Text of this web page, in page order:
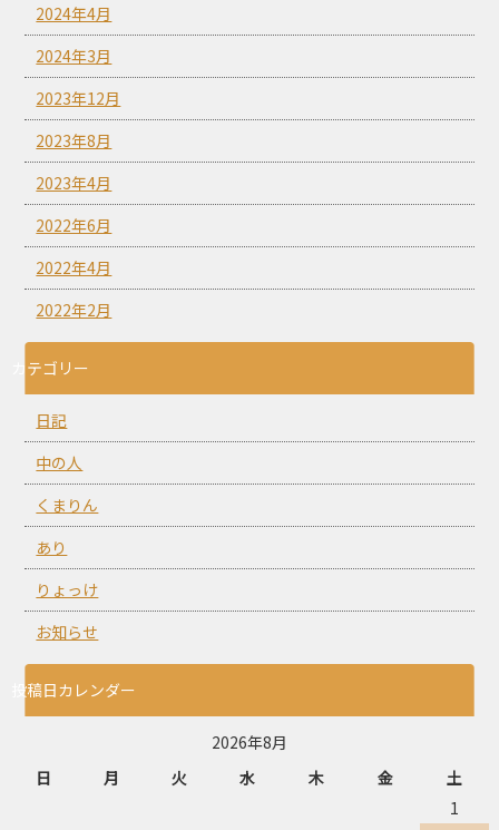
2024年4月
2024年3月
2023年12月
2023年8月
2023年4月
2022年6月
2022年4月
2022年2月
カテゴリー
日記
中の人
くまりん
あり
りょっけ
お知らせ
投稿日カレンダー
2026年8月
日
月 火 水 木 金
土
1